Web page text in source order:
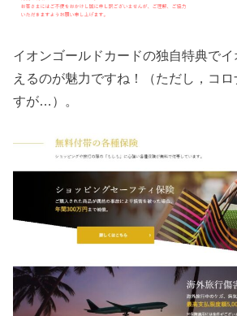
イオンゴールドカードの独自特典で
えるのが魅力ですね！（ただし，コ
すが…）。